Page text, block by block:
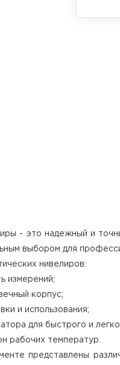
- это надежный и
выбором для
нивелиров:
измерений;
корпус;
и использования;
для быстрого и
рабочих температур.
представлены